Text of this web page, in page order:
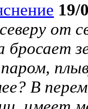
19/
от
бросает
В